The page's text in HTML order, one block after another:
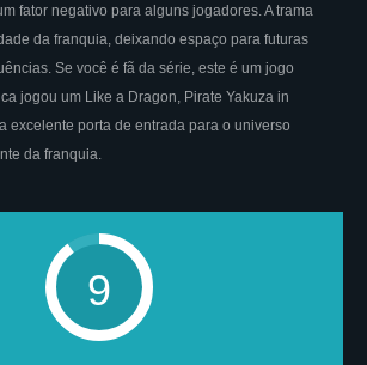
fator negativo para alguns jogadores. A trama
da franquia, deixando espaço para futuras
Se você é fã da série, este é um jogo
jogou um Like a Dragon, Pirate Yakuza in
excelente porta de entrada para o universo
da franquia.
9